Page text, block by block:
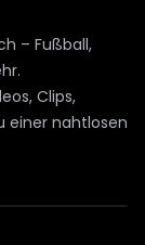
– Fußball,
Clips,
einer nahtlosen